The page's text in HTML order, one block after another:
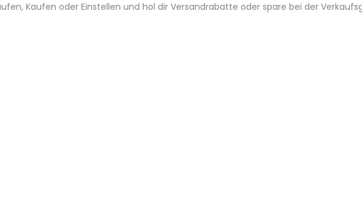
Kaufen oder Einstellen und hol dir Versandrabatte oder spare bei der